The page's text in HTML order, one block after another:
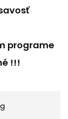
programe
!!!